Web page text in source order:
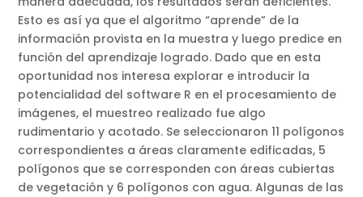
Esto es así ya que el algoritmo “aprende” de la
información provista en la muestra y luego predice en
función del aprendizaje logrado. Dado que en esta
oportunidad nos interesa explorar e introducir la
potencialidad del software R en el procesamiento de
imágenes, el muestreo realizado fue algo
rudimentario y acotado. Se seleccionaron 11 polígonos
correspondientes a áreas claramente edificadas, 5
polígonos que se corresponden con áreas cubiertas
de vegetación y 6 polígonos con agua. Algunas de las